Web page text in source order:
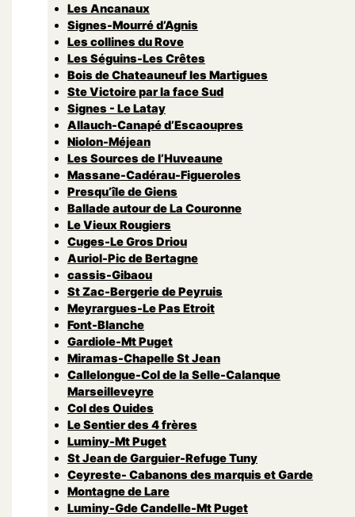
Les Ancanaux
Signes-Mourré d’Agnis
Les collines du Rove
Les Séguins-Les Crêtes
Bois de Chateauneuf les Martigues
Ste Victoire par la face Sud
Signes - Le Latay
Allauch-Canapé d’Escaoupres
Niolon-Méjean
Les Sources de l’Huveaune
Massane-Cadérau-Figueroles
Presqu’île de Giens
Ballade autour de La Couronne
Le Vieux Rougiers
Cuges-Le Gros Driou
Auriol-Pic de Bertagne
cassis-Gibaou
St Zac-Bergerie de Peyruis
Meyrargues-Le Pas Etroit
Font-Blanche
Gardiole-Mt Puget
Miramas-Chapelle St Jean
Callelongue-Col de la Selle-Calanque
Marseilleveyre
Col des Ouides
Le Sentier des 4 frères
Luminy-Mt Puget
St Jean de Garguier-Refuge Tuny
Ceyreste- Cabanons des marquis et Garde
Montagne de Lare
Luminy-Gde Candelle-Mt Puget